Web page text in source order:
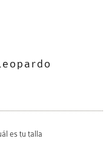
es tu talla